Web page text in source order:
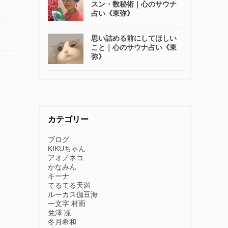
スン・数秘術｜心のサウナ
占い《東弥》
思い詰める前にしてほしい
こと｜心のサウナ占い《東
弥》
カテゴリー
ブログ
KIKUちゃん
アオノネコ
かなみん
キーナ
てるてる天満
ルーカス伽豆海
一文字 村雨
兌澤 凛
冬月希和